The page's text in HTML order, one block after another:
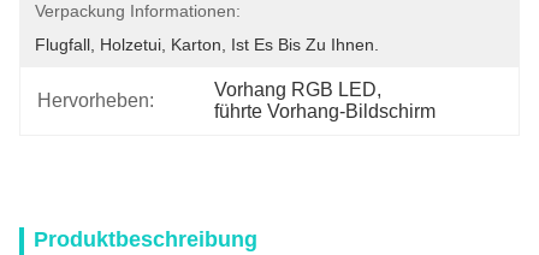
Verpackung Informationen:
Flugfall, Holzetui, Karton, Ist Es Bis Zu Ihnen.
Hervorheben:
Vorhang RGB LED,
führte Vorhang-Bildschirm
Produktbeschreibung